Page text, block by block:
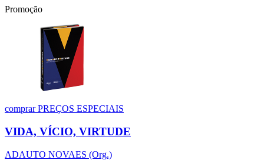
Promoção
comprarPREÇOS ESPECIAIS
VIDA, VÍCIO, VIRTUDE
ADAUTO NOVAES (Org.)